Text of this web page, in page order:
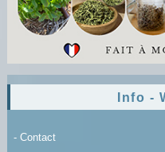
Info -
- Contact